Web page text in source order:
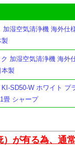
加湿空気清浄機 海外仕
製
加湿空気清浄機 海外
製
SD50-W ホワイト プ
畳 シャープ
が有る為、通